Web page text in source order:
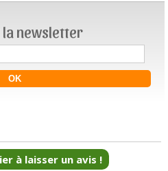
la newsletter
à laisser un avis !